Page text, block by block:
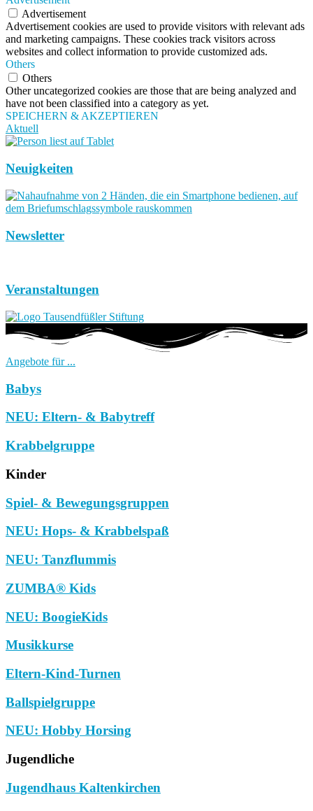
Advertisement
Advertisement cookies are used to provide visitors with relevant ads
and marketing campaigns. These cookies track visitors across
websites and collect information to provide customized ads.
Others
Others
Other uncategorized cookies are those that are being analyzed and
have not been classified into a category as yet.
SPEICHERN & AKZEPTIEREN
Aktuell
Neuigkeiten
Newsletter
Veranstaltungen
Angebote für ...
Babys
NEU: Eltern- & Babytreff
Krabbelgruppe
Kinder
Spiel- & Bewegungsgruppen
NEU: Hops- & Krabbelspaß
NEU: Tanzflummis
ZUMBA® Kids
NEU: BoogieKids
Musikkurse
Eltern-Kind-Turnen
Ballspielgruppe
NEU: Hobby Horsing
Jugendliche
Jugendhaus Kaltenkirchen